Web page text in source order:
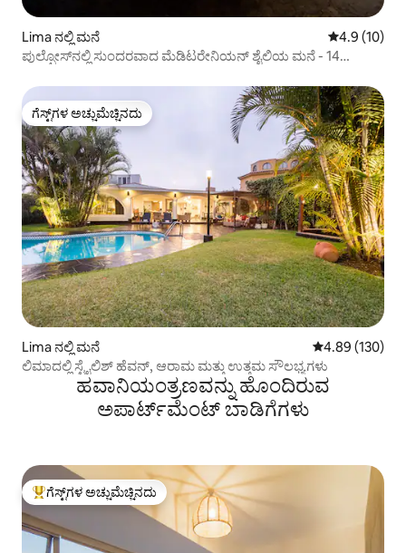
Lima ನಲ್ಲಿ ಮನೆ 5 ರಲ್ಲಿ 4.9
4.9 (10)
ಪುಲ್ಪೋಸ್‌ನಲ್ಲಿ ಸುಂದರವಾದ ಮೆಡಿಟರೇನಿಯನ್ ಶೈಲಿಯ ಮನೆ - 14
ಗೆಸ್ಟ್‌ಗಳ ಅಚ್ಚುಮೆಚ್ಚಿನದು
ಗೆಸ್ಟ್‌ಗಳ ಅಚ್ಚುಮೆಚ್ಚಿನದು
Lima ನಲ್ಲಿ ಮನೆ 5 ರಲ್ಲಿ 4.89
4.89 (130)
ಲಿಮಾದಲ್ಲಿ ಸ್ಟೈಲಿಶ್ ಹೆವನ್, ಆರಾಮ ಮತ್ತು ಉತ್ತಮ ಸೌಲಭ್ಯಗಳು
ಹವಾನಿಯಂತ್ರಣವನ್ನು ಹೊಂದಿರುವ
ಅಪಾರ್ಟ್‌ಮೆಂಟ್‌ ಬಾಡಿಗೆಗಳು
ಗೆಸ್ಟ್‌ಗಳಿಗೆ ಅತಿ ಹೆಚ್ಚು ಅಚ್ಚುಮೆಚ್ಚಿನದು
ಗೆಸ್ಟ್‌ಗಳ ಅಚ್ಚುಮೆಚ್ಚಿನದು